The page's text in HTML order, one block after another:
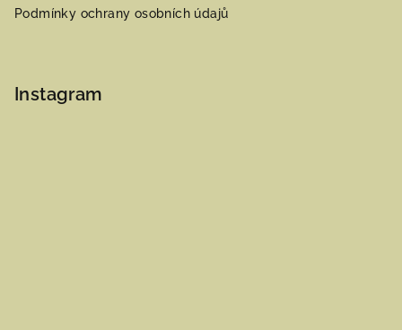
Podmínky ochrany osobních údajů
Instagram